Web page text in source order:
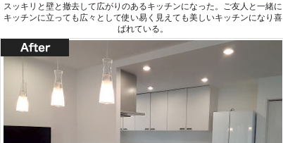
スッキリと壁と撤去して広がりのあるキッチンになった。ご友人と一緒に
キッチンに立っても広々として使い易く見えても美しいキッチンになり喜
ばれている。